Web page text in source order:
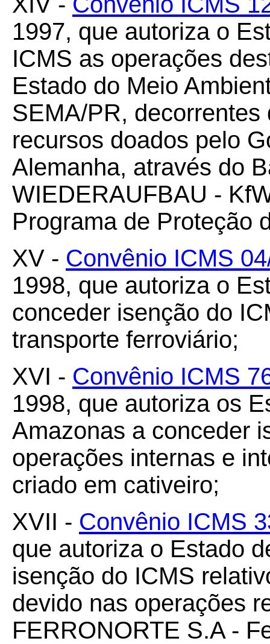
1997, que autoriza o
ICMS as operações
Estado do Meio
SEMA/PR,
recursos doados pelo
Alemanha, através do
WIEDERAUFBAU -
Programa de Proteção
XV - Convênio ICMS
1998, que autoriza o
conceder isenção do
transporte ferroviário;
XVI - Convênio ICMS
1998, que autoriza os
Amazonas a conceder
operações internas e
criado em cativeiro;
XVII - Convênio ICMS
que autoriza o Estado
isenção do ICMS
devido nas operações
FERRONORTE S.A -